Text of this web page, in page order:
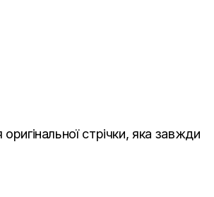
стрічки, яка завжди